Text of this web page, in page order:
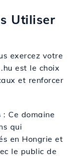
Utiliser
exercez votre
est le choix
et renforcer
: Ce domaine
qui
en Hongrie et
le public de